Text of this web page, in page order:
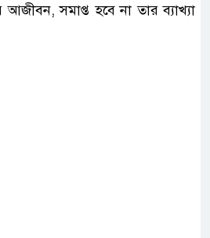
আজীবন, সমাপ্ত হবে না তার ব্যাখ্যা